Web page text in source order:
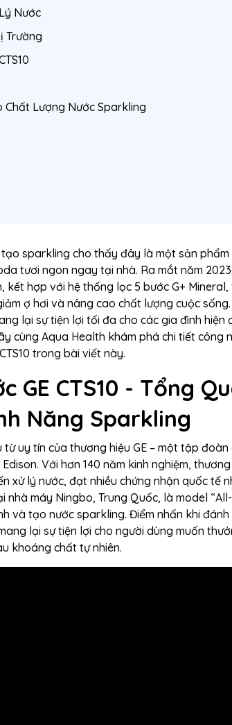
Nước
Trường
Chất Lượng Nước Sparkling
tạo sparkling cho thấy đây là một sản
tươi ngon ngay tại nhà. Ra mắt năm
kết hợp với hệ thống lọc 5 bước G+
ợ hơi và nâng cao chất lượng cuộc
lại sự tiện lợi tối đa cho các gia đình hiện
cùng Aqua Health khám phá chi tiết công
trong bài viết này.
GE CTS10 - Tổng
Năng Sparkling
uy tín của thương hiệu GE – một tập
Với hơn 140 năm kinh nghiệm,
xử lý nước, đạt nhiều chứng nhận quốc tế
nhà máy Ningbo, Trung Quốc, là model
và tạo nước sparkling. Điểm nhấn khi đánh
lại sự tiện lợi cho người dùng muốn
khoáng chất tự nhiên.